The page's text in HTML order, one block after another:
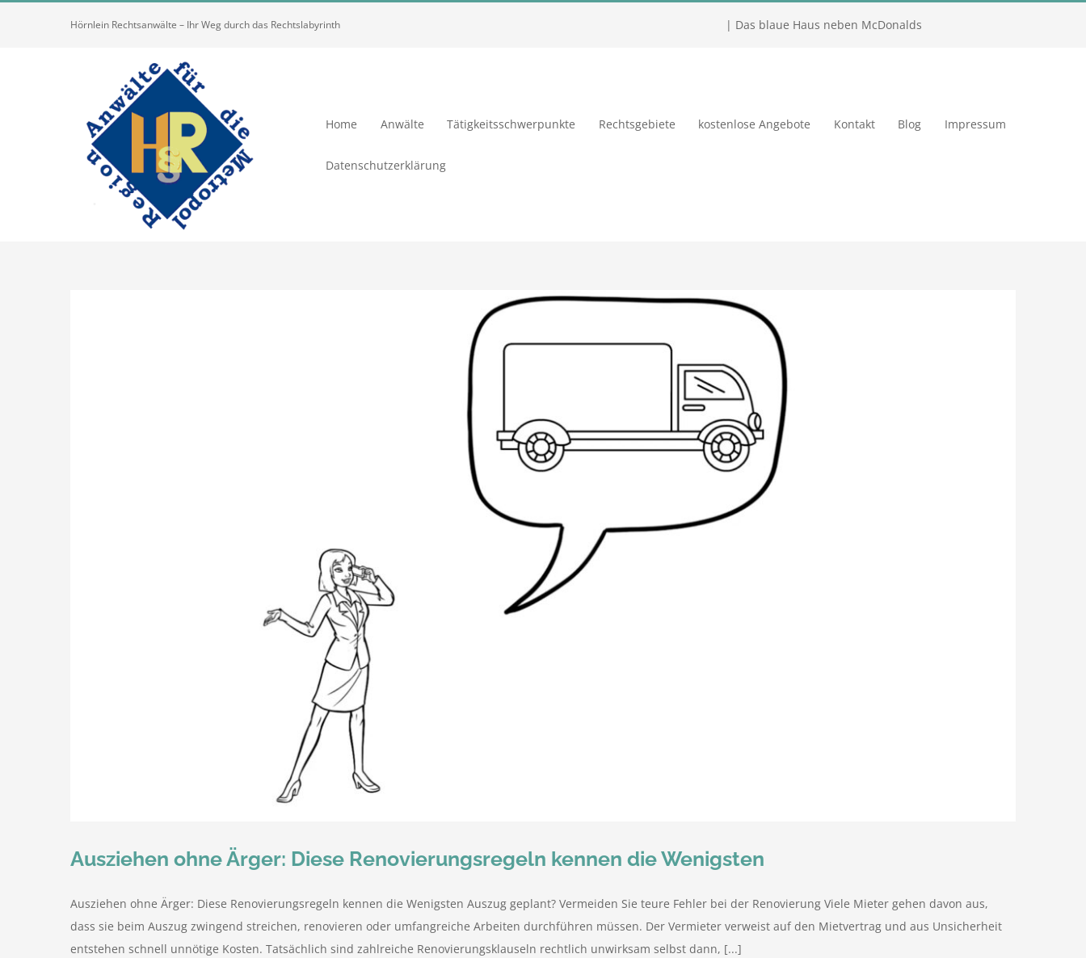
Hörnlein Rechtsanwälte – Ihr Weg durch das Rechtslabyrinth | Das blaue Haus neben McDonalds
Home Anwälte Tätigkeitsschwerpunkte Rechtsgebiete kostenlose Angebote Kontakt Blog Impressum
Datenschutzerklärung
Ausziehen ohne Ärger: Diese Renovierungsregeln kennen die Wenigsten
Ausziehen ohne Ärger: Diese Renovierungsregeln kennen die Wenigsten Auszug geplant? Vermeiden Sie teure Fehler bei der Renovierung Viele Mieter gehen davon aus,
dass sie beim Auszug zwingend streichen, renovieren oder umfangreiche Arbeiten durchführen müssen. Der Vermieter verweist auf den Mietvertrag und aus Unsicherheit
entstehen schnell unnötige Kosten. Tatsächlich sind zahlreiche Renovierungsklauseln rechtlich unwirksam selbst dann, [...]